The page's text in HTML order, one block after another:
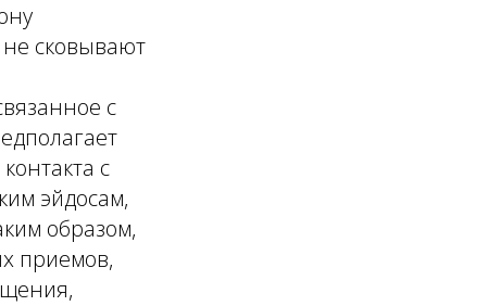
сковывают
с
с
эйдосам,
образом,
приемов,